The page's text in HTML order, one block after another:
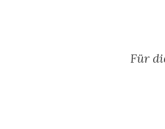
Für